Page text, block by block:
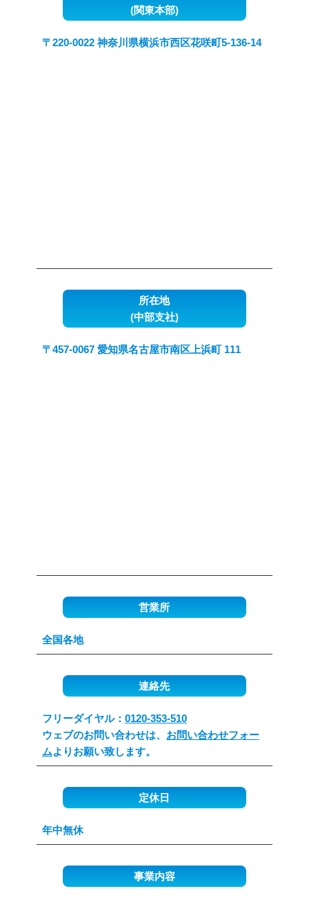
(関東本部)
〒220-0022 神奈川県横浜市西区花咲町5-136-14
所在地
(中部支社)
〒457-0067 愛知県名古屋市南区上浜町 111
営業所
全国各地
連絡先
フリーダイヤル： 0120-353-510
ウェブのお問い合わせは、 お問い合わせフォー
ムよりお願い致します。
定休日
年中無休
事業内容